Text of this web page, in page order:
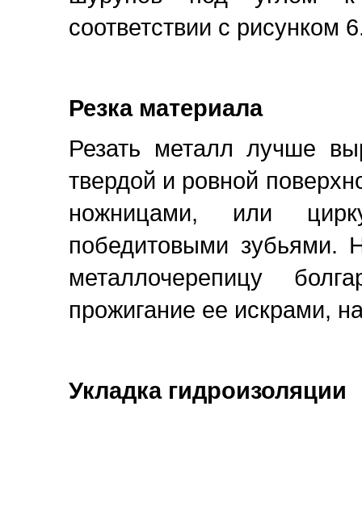
соответствии с рисунком
Резка материала
Резать металл лучше
твердой и ровной
ножницами, или
победитовыми зубьями.
металлочерепицу
прожигание ее искрами,
Укладка гидроизоляции